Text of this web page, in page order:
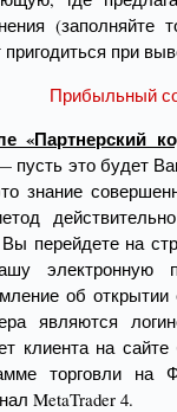
(заполняйте
при
«Партнерский
пусть это будет
знание
Вы перейдете на
электронную
об открытии
являются
клиента на
торговли на
MetaTrader 4.